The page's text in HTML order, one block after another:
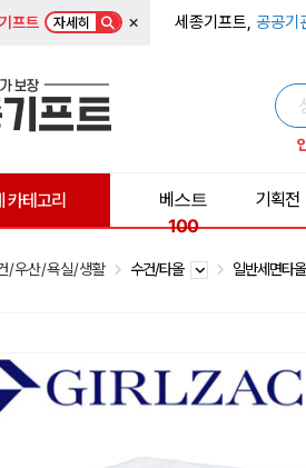
프트 자세히 × 세종기프트, 공공기
카테고리
베스트
100
기획전
/우산/욕실/생활 수건/타올 일반세면타